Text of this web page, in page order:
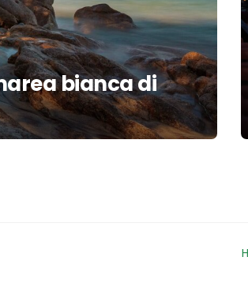
bianca di